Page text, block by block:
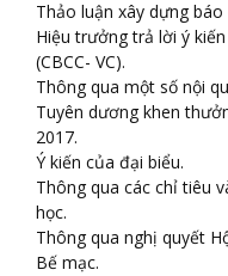
Thảo luận xây dựng báo
Hiệu trưởng trả lời ý
(CBCC- VC).
Thông qua một số nội
Tuyên dương khen
2017.
Ý kiến của đại biểu.
Thông qua các chỉ tiêu
học.
Thông qua nghị quyết
Bế mạc.